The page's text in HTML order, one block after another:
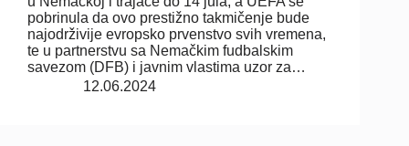
pobrinula da ovo prestižno takmičenje bude
najodrživije evropsko prvenstvo svih vremena,
te u partnerstvu sa Nemačkim fudbalskim
savezom (DFB) i javnim vlastima uzor za…
12.06.2024